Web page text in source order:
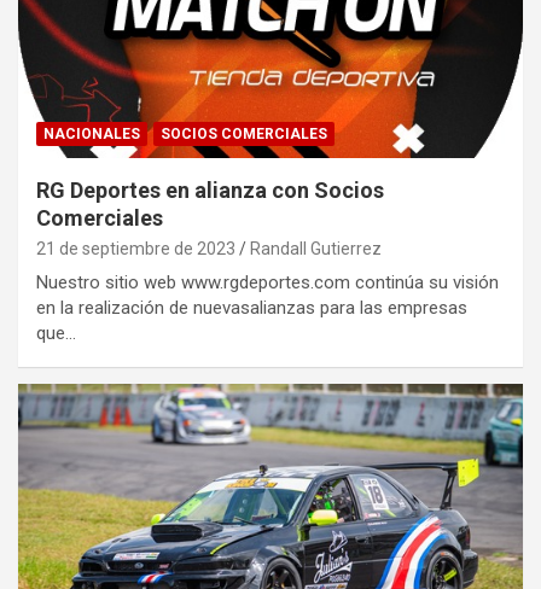
NACIONALES SOCIOS COMERCIALES
RG Deportes en alianza con Socios
Comerciales
21 de septiembre de 2023 Randall Gutierrez
Nuestro sitio web www.rgdeportes.com continúa su visión
en la realización de nuevasalianzas para las empresas
que…